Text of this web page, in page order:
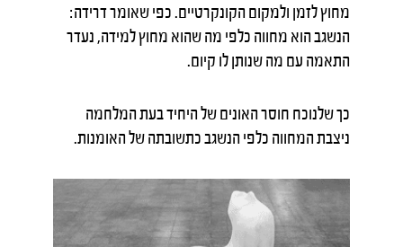
מחוץ לזמן ולמקום הקונקרטיים. כפי שאומר דרידה:
הנשגב הוא מחווה כלפי מה שהוא מחוץ למידה, נעדר
התאמה עם מה שנותן לו קיום.
כך שלנוכח חוסר האונים של היחיד בעת המלחמה
ניצבת המחווה כלפי הנשגב כתשובתה של האומנות.